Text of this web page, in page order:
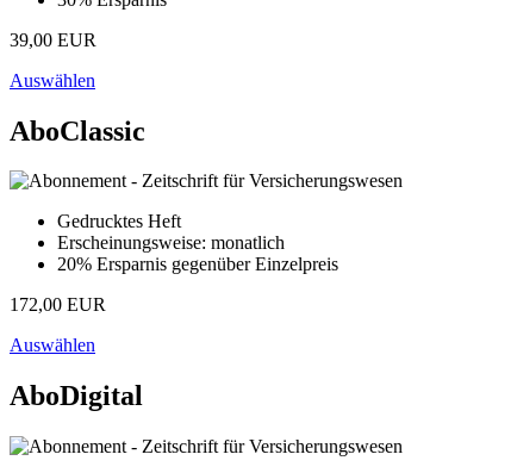
39,00 EUR
Auswählen
AboClassic
Gedrucktes Heft
Erscheinungsweise: monatlich
20% Ersparnis gegenüber Einzelpreis
172,00 EUR
Auswählen
AboDigital